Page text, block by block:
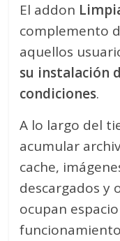
El addon
complemento
aquellos
su instalación
condiciones.
A lo largo del
acumular
cache,
descargados y
ocupan